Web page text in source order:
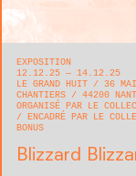
EXPOSITION
12.12.25 — 14.12.25
LE GRAND HUIT
36
CHANTIERS
44200
ORGANISÉ PAR LE
ENCADRÉ PAR LE
BONUS
Blizzard